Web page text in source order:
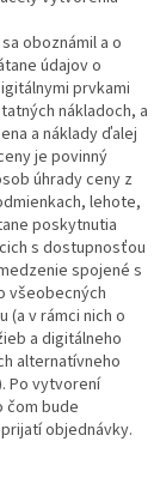
oboznámil a o
údajov o
prvkami
nákladoch, a
a náklady ďalej
je povinný
úhrady ceny z
lehote,
poskytnutia
s dostupnosťou
spojené s
všeobecných
(a v rámci nich o
a digitálneho
alternatívneho
Po vytvorení
čom bude
objednávky.